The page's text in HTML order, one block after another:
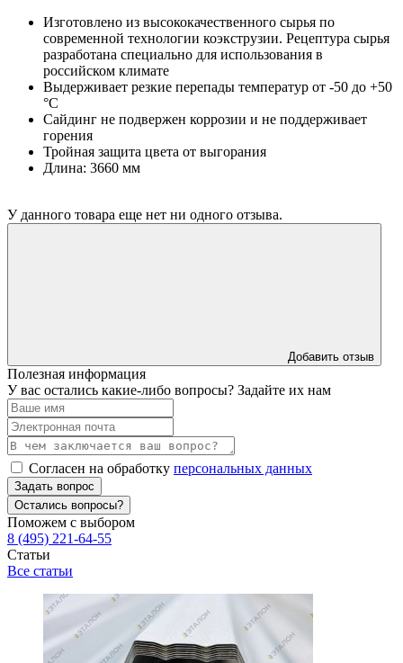
Изготовлено из высококачественного сырья по
современной технологии коэкструзии. Рецептура сырья
разработана специально для использования в
российском климате
Выдерживает резкие перепады температур от -50 до +50
°С
Сайдинг не подвержен коррозии и не поддерживает
горения
Тройная защита цвета от выгорания
Длина: 3660 мм
У данного товара еще нет ни одного отзыва.
Добавить отзыв
Полезная информация
У вас остались какие-либо вопросы? Задайте их нам
Согласен на обработку персональных данных
Задать вопрос
Остались вопросы?
Поможем с выбором
8 (495) 221-64-55
Статьи
Все статьи